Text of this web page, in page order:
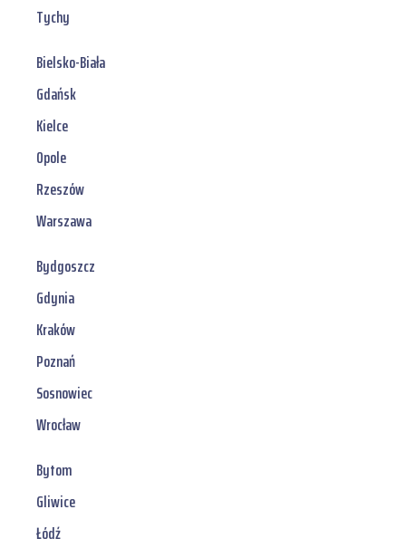
Tychy
Bielsko-Biała
Gdańsk
Kielce
Opole
Rzeszów
Warszawa
Bydgoszcz
Gdynia
Kraków
Poznań
Sosnowiec
Wrocław
Bytom
Gliwice
Łódź